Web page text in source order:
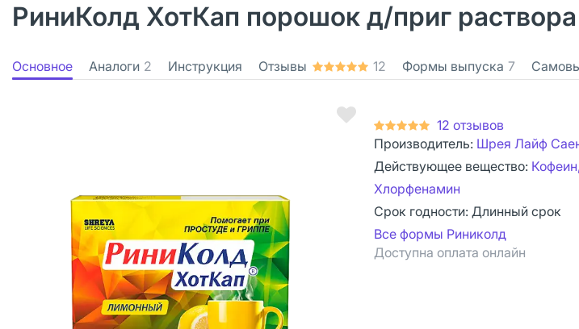
РиниКолд ХотКап порошок д/приг
Основное Аналоги 2 Инструкция Отзывы 12 Формы выпуска 7
12 отзывов
Производитель: Шрея Лайф
Действующее вещество:
Хлорфенамин
Срок годности: Длинный срок
Все формы Риниколд
Доступна оплата онлайн